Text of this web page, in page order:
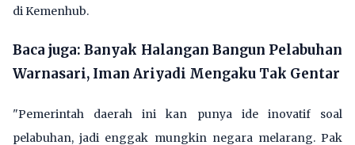
di Kemenhub.
Baca juga:Banyak Halangan Bangun Pelabuhan
Warnasari, Iman Ariyadi Mengaku Tak Gentar
"Pemerintah daerah ini kan punya ide inovatif soal
pelabuhan, jadi enggak mungkin negara melarang. Pak